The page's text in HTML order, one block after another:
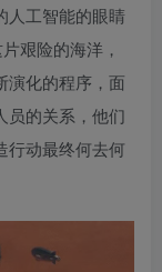
人工智能的眼睛
艰险的海洋，
演化的程序，面
员的关系，他们
行动最终何去何